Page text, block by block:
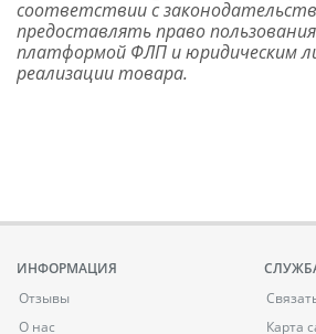
соответствии с
предоставлять право
платформой ФЛП и юридическим
реализации товара.
ИНФОРМАЦИЯ
Отзывы
О нас
Карта